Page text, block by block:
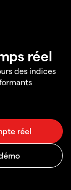
réel
des indices